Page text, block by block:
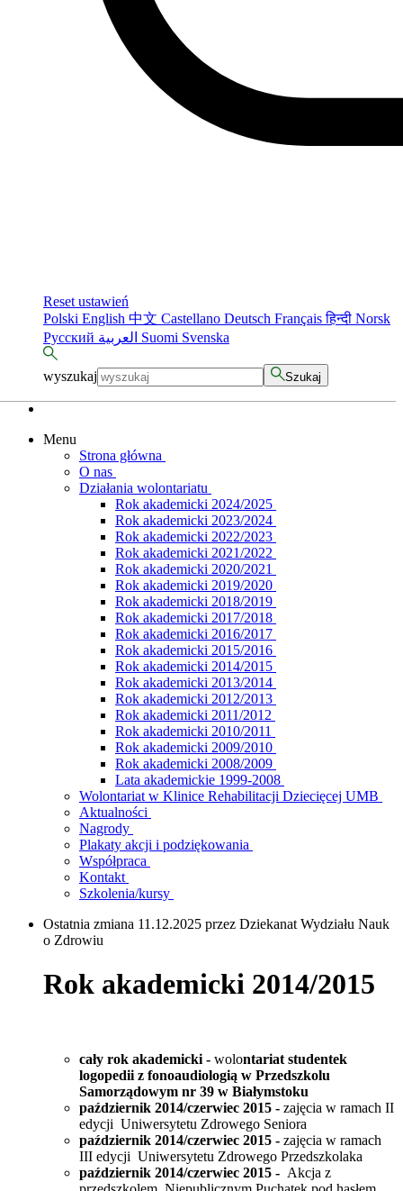
Reset ustawień
Polski English 中文 Castellano Deutsch Françaisहिन्दी Norsk
Русский
Suomi Svenska
wyszukaj Szukaj
Menu
Strona główna
O nas
Działania wolontariatu
Rok akademicki 2024/2025
Rok akademicki 2023/2024
Rok akademicki 2022/2023
Rok akademicki 2021/2022
Rok akademicki 2020/2021
Rok akademicki 2019/2020
Rok akademicki 2018/2019
Rok akademicki 2017/2018
Rok akademicki 2016/2017
Rok akademicki 2015/2016
Rok akademicki 2014/2015
Rok akademicki 2013/2014
Rok akademicki 2012/2013
Rok akademicki 2011/2012
Rok akademicki 2010/2011
Rok akademicki 2009/2010
Rok akademicki 2008/2009
Lata akademickie 1999-2008
Wolontariat w Klinice Rehabilitacji Dziecięcej UMB
Aktualności
Nagrody
Plakaty akcji i podziękowania
Współpraca
Kontakt
Szkolenia/kursy
Ostatnia zmiana 11.12.2025 przez Dziekanat Wydziału Nauk
o Zdrowiu
Rok akademicki 2014/2015
cały rok akademicki - wolontariat studentek
logopedii z fonoaudiologią w Przedszkolu
Samorządowym nr 39 w Białymstoku
październik 2014/czerwiec 2015 - zajęcia w ramach II
edycji Uniwersytetu Zdrowego Seniora
październik 2014/czerwiec 2015 - zajęcia w ramach
III edycji Uniwersytetu Zdrowego Przedszkolaka
październik 2014/czerwiec 2015 - Akcja z